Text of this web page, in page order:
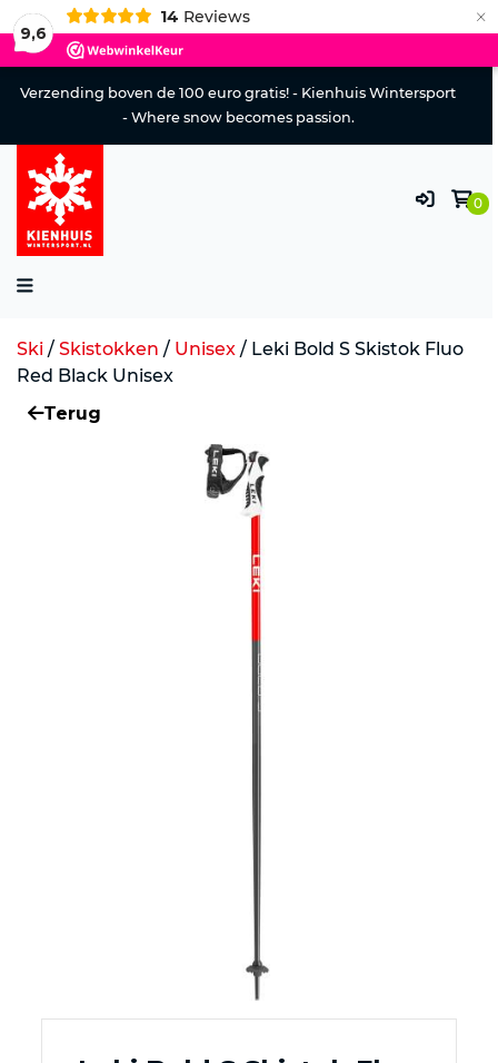
9,6
14 Reviews ×
Verzending boven de 100 euro gratis! - Kienhuis Wintersport
- Where snow becomes passion.
0
Ski / Skistokken / Unisex / Leki Bold S Skistok Fluo
Red Black Unisex
Terug